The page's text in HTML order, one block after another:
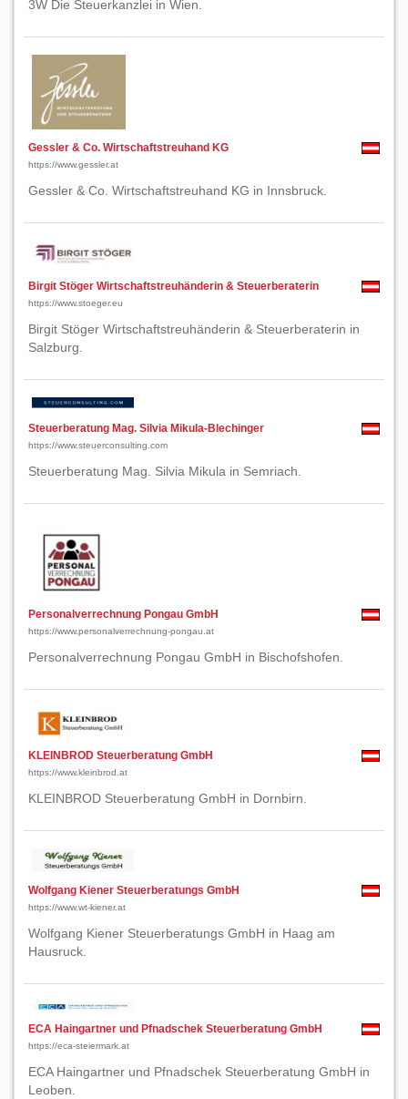
3W Die Steuerkanzlei in Wien.
Gessler & Co. Wirtschaftstreuhand KG
https://www.gessler.at
Gessler & Co. Wirtschaftstreuhand KG in Innsbruck.
Birgit Stöger Wirtschaftstreuhänderin & Steuerberaterin
https://www.stoeger.eu
Birgit Stöger Wirtschaftstreuhänderin & Steuerberaterin in
Salzburg.
Steuerberatung Mag. Silvia Mikula-Blechinger
https://www.steuerconsulting.com
Steuerberatung Mag. Silvia Mikula in Semriach.
Personalverrechnung Pongau GmbH
https://www.personalverrechnung-pongau.at
Personalverrechnung Pongau GmbH in Bischofshofen.
KLEINBROD Steuerberatung GmbH
https://www.kleinbrod.at
KLEINBROD Steuerberatung GmbH in Dornbirn.
Wolfgang Kiener Steuerberatungs GmbH
https://www.wt-kiener.at
Wolfgang Kiener Steuerberatungs GmbH in Haag am
Hausruck.
ECA Haingartner und Pfnadschek Steuerberatung GmbH
https://eca-steiermark.at
ECA Haingartner und Pfnadschek Steuerberatung GmbH in
Leoben.